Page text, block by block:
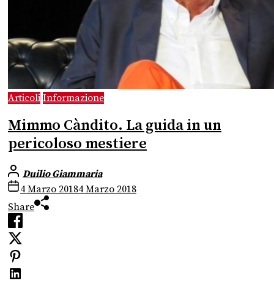
Articoli Informazione
Mimmo Càndito. La guida in un
pericoloso mestiere
Duilio Giammaria
4 Marzo 20184 Marzo 2018
Share